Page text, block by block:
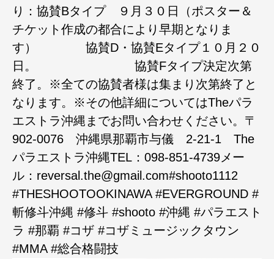
り：協賛Bタイプ ９月３０日（ポスター＆
チケット作成の都合により早期となりま
す） 協賛D・協賛Eタイプ１０月２０
日。 協賛Fタイプ決定次第
終了。※全ての協賛者様は集まり次第終了と
なります。※その他詳細についてはTheパラ
エストラ沖縄までお問い合わせください。〒
902-0076 沖縄県那覇市与儀 2-21-1 The
パラエストラ沖縄TEL：098-851-4739メー
ル：reversal.the@gmail.com#shooto1112
#THESHOOTOOKINAWA #EVERGROUND #
斬修斗沖縄 #修斗 #shooto #沖縄 #パラエスト
ラ #那覇 #コザ #コザミュージックタウン
#MMA #総合格闘技